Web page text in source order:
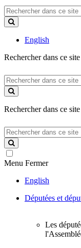
Rechercher
dans
ce
English
Rechercher dans ce site
Rechercher
dans
ce
Rechercher dans ce site
Rechercher
dans
ce
site
Menu Fermer
English
Députées et
Les